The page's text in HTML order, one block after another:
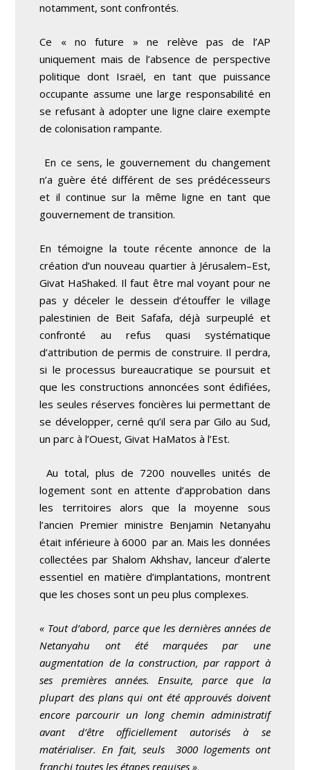
notamment, sont confrontés.
Ce « no future » ne relève pas de l’AP
uniquement mais de l’absence de perspective
politique dont Israël, en tant que puissance
occupante assume une large responsabilité en
se refusant à adopter une ligne claire exempte
de colonisation rampante.
En ce sens, le gouvernement du changement
n’a guère été différent de ses prédécesseurs
et il continue sur la même ligne en tant que
gouvernement de transition.
En témoigne la toute récente annonce de la
création d’un nouveau quartier à Jérusalem–Est,
Givat HaShaked. Il faut être mal voyant pour ne
pas y déceler le dessein d’étouffer le village
palestinien de Beit Safafa, déjà surpeuplé et
confronté au refus quasi systématique
d’attribution de permis de construire. Il perdra,
si le processus bureaucratique se poursuit et
que les constructions annoncées sont édifiées,
les seules réserves foncières lui permettant de
se développer, cerné qu’il sera par Gilo au Sud,
un parc à l’Ouest, Givat HaMatos à l’Est.
Au total, plus de 7200 nouvelles unités de
logement sont en attente d’approbation dans
les territoires alors que la moyenne sous
l’ancien Premier ministre Benjamin Netanyahu
était inférieure à 6000 par an. Mais les données
collectées par Shalom Akhshav, lanceur d’alerte
essentiel en matière d’implantations, montrent
que les choses sont un peu plus complexes.
« Tout d’abord, parce que les dernières années de
Netanyahu ont été marquées par une
augmentation de la construction, par rapport à
ses premières années. Ensuite, parce que la
plupart des plans qui ont été approuvés doivent
encore parcourir un long chemin administratif
avant d’être officiellement autorisés à se
matérialiser. En fait, seuls 3000 logements ont
franchi toutes les étapes requises ».